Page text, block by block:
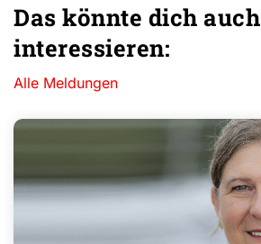
Das könnte dich auch
interessieren:
Alle Meldungen